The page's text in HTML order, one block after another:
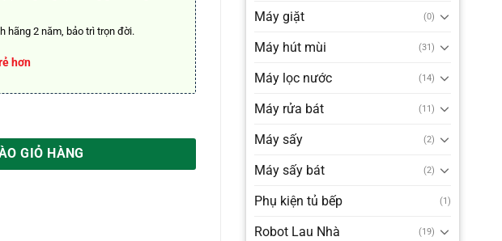
Máy giặt (0)
Máy hút mùi (31)
Máy lọc nước (14)
Máy rửa bát (11)
Máy sấy (2)
Máy sấy bát (2)
Phụ kiện tủ bếp (1)
Robot Lau Nhà (19)
hãng 2 năm, bảo trì trọn đời.
hơn
GIỎ HÀNG